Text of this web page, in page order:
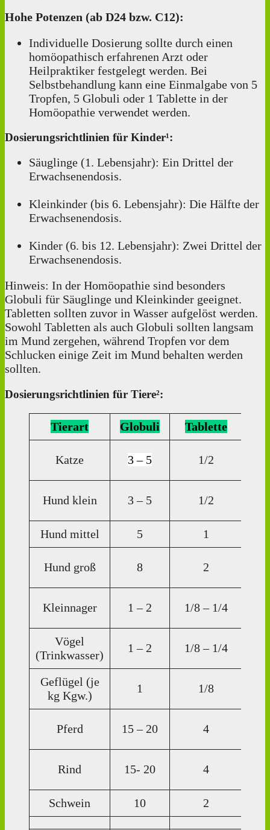
Hohe Potenzen (ab D24 bzw. C12):
Individuelle Dosierung sollte durch einen
homöopathisch erfahrenen Arzt oder
Heilpraktiker festgelegt werden. Bei
Selbstbehandlung kann eine Einmalgabe von 5
Tropfen, 5 Globuli oder 1 Tablette in der
Homöopathie verwendet werden.
Dosierungsrichtlinien für Kinder¹:
Säuglinge (1. Lebensjahr): Ein Drittel der
Erwachsenendosis.
Kleinkinder (bis 6. Lebensjahr): Die Hälfte der
Erwachsenendosis.
Kinder (6. bis 12. Lebensjahr): Zwei Drittel der
Erwachsenendosis.
Hinweis: In der Homöopathie sind besonders
Globuli für Säuglinge und Kleinkinder geeignet.
Tabletten sollten zuvor in Wasser aufgelöst werden.
Sowohl Tabletten als auch Globuli sollten langsam
im Mund zergehen, während Tropfen vor dem
Schlucken einige Zeit im Mund behalten werden
sollten.
Dosierungsrichtlinien für Tiere²:
Tierart Globuli Tablette
Katze 3 – 5 1/2
Hund klein 3 – 5 1/2
Hund mittel
5 1
Hund groß 8 2
Kleinnager 1 – 2 1/8 – 1/4
Vögel
(Trinkwasser)
1 – 2 1/8 – 1/4
Geflügel (je
kg Kgw.)
1 1/8
Pferd 15 – 20 4
Rind 15- 20 4
Schwein
10 2